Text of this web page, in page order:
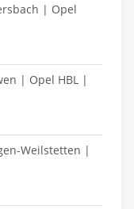
| Opel
| Opel HBL |
Weilstetten |